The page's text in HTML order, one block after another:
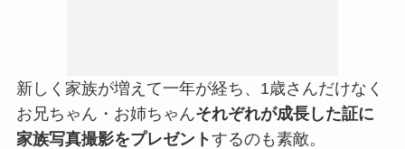
新しく家族が増えて一年が経ち、1歳さんだけなく
お兄ちゃん・お姉ちゃんそれぞれが成長した証に
家族写真撮影をプレゼントするのも素敵。